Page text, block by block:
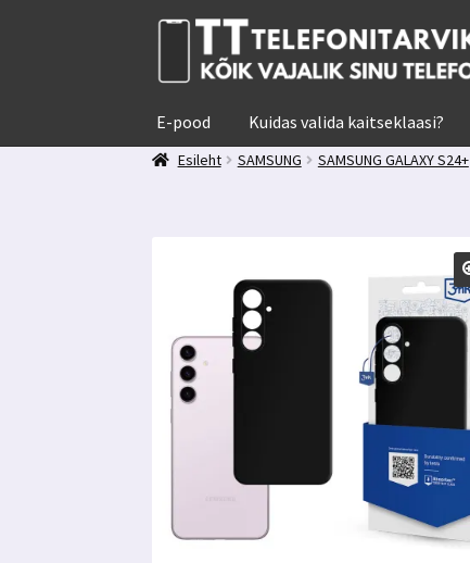
Liigu
navigeerimisele
Liigu
juurde
E-pood Kuidas valida kaitseklaasi?
Esileht
SAMSUNG SAMSUNG GALAXY S24+